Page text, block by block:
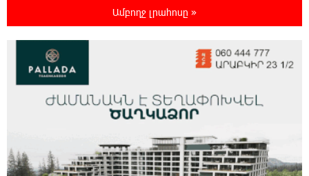
Երևանում երթուղիների փոփոխություն
Կաթողիկոսի դատական նիստը
ՆԳՆ-ն՝ աղբակույտի տակ մնացած
քաղաքացու մահվան մասին
Ամբողջ լրահոսը »